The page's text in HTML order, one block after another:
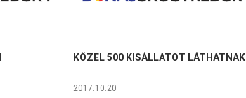
KÖZEL 500 KISÁLLATOT LÁTHATNAK
2017.10.20